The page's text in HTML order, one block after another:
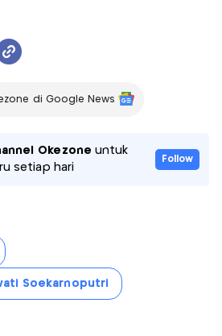
di Google News
Okezone untuk
setiap hari
Follow
Soekarnoputri